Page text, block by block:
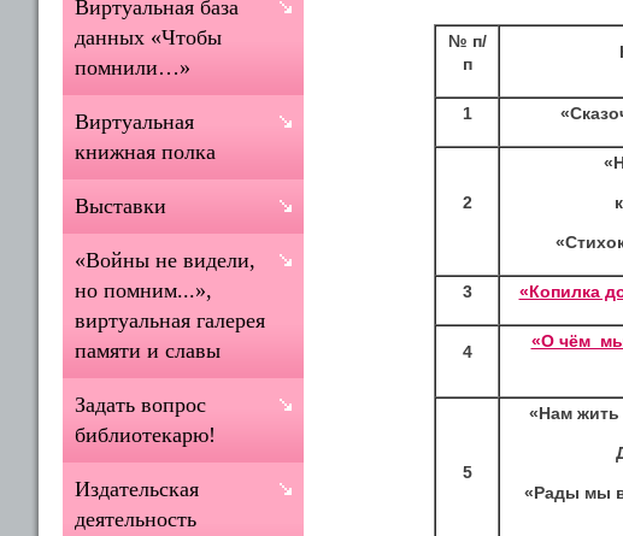
№ п/
п
1
2
3 «Копилка
4
«О чём
5
«Нам
«Рады мы
Виртуальная база
данных «Чтобы
помнили…»
Виртуальная
книжная полка
Выставки
«Войны не видели,
но помним...»,
виртуальная галерея
памяти и славы
Задать вопрос
библиотекарю!
Издательская
деятельность